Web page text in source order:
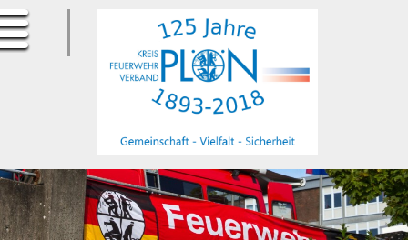
ErfurtApotheke.com